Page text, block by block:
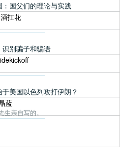
国父们的理论与实践
扛花
别骗子和骗语
美国以色列攻打伊朗？
蓝
亲自写的。